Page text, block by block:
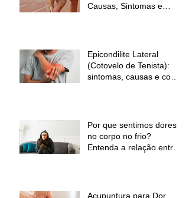
Causas, Sintomas e
Epicondilite Lateral
(Cotovelo de Tenista):
sintomas, causas e como
Por que sentimos dores
no corpo no frio?
Entenda a relação entre
Acupuntura para Dor